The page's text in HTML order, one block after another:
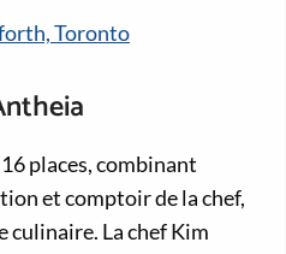
Toronto
places, combinant
et comptoir de la chef,
culinaire. La chef Kim